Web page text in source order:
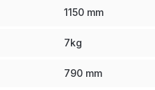
1150 mm
7kg
790 mm